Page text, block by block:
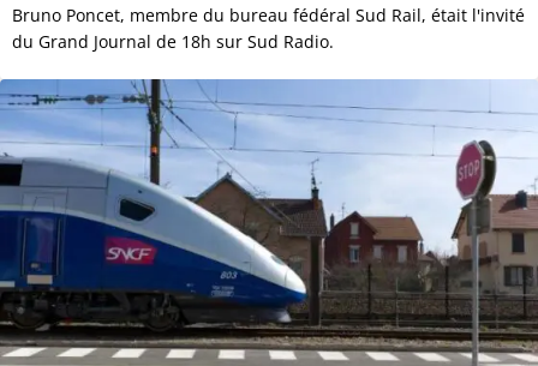
Bruno Poncet, membre du bureau fédéral Sud Rail, était l'invité
du Grand Journal de 18h sur Sud Radio.